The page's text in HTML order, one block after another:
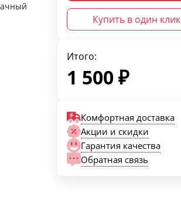
Купить в один клик
Итого:
1 500₽
Комфортная доставка
Акции и скидки
Гарантия качества
Обратная связь